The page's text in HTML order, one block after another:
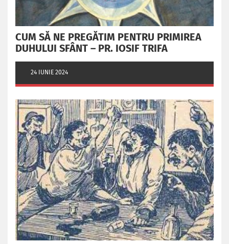
CUM SĂ NE PREGĂTIM PENTRU PRIMIREA
DUHULUI SFÂNT – PR. IOSIF TRIFA
24 IUNIE 2024